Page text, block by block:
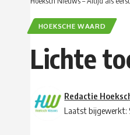
HOEKSCHE WAARD
Lichte
Laatst bijgewerkt:
Redactie